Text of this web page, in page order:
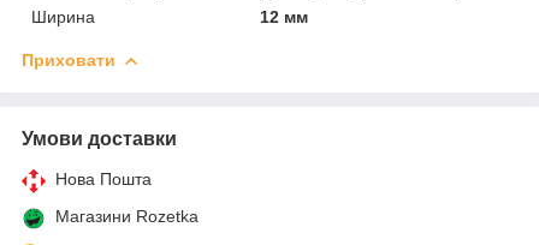
Ширина
12 мм
Приховати
Умови доставки
Нова Пошта
Магазини Rozetka